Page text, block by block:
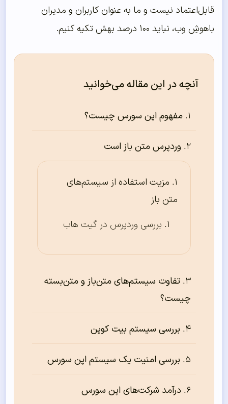
قابل‌اعتماد نیست و ما به عنوان کاربران و مدیران
باهوشِ وب، نباید ۱۰۰ درصد بهش تکیه کنیم.
آنچه در این مقاله می‌خوانید
مفهوم اپن سورس چیست؟
وردپرس متن باز است
مزیت استفاده از سیستم‌های
متن باز
بررسی وردپرس در گیت هاب
تفاوت سیستم‌های متن‌باز و متن‌بسته
چیست؟
بررسی سیستم بیت کوین
بررسی امنیت یک سیستم اپن سورس
درآمد شرکت‌های اپن سورس